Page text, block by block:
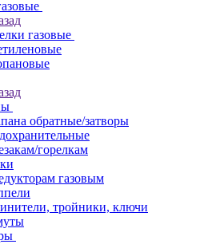
газовые
обратные/затворы
горелкам
газовым
тройники, ключи